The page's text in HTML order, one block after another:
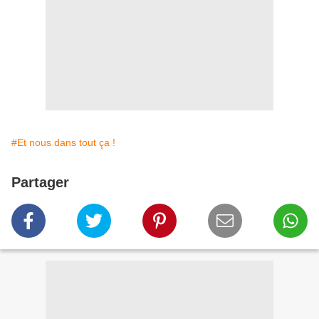
#Et nous dans tout ça !
Partager